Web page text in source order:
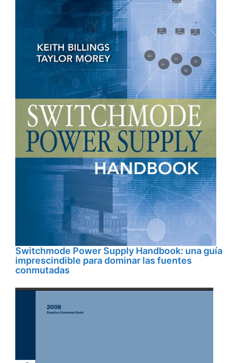
Switchmode Power Supply Handbook: una guía
imprescindible para dominar las fuentes
conmutadas